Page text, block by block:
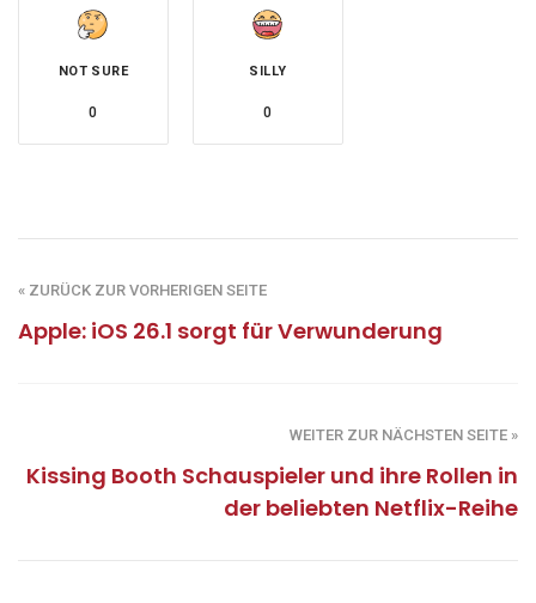
NOT SURE
0
SILLY
0
« ZURÜCK ZUR VORHERIGEN SEITE
Apple: iOS 26.1 sorgt für Verwunderung
WEITER ZUR NÄCHSTEN SEITE »
Kissing Booth Schauspieler und ihre Rollen in
der beliebten Netflix-Reihe